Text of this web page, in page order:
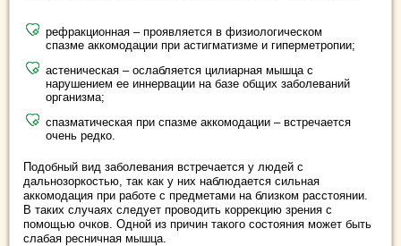
рефракционная – проявляется в физиологическом
спазме аккомодации при астигматизме и гиперметропии;
астеническая – ослабляется цилиарная мышца с
нарушением ее иннервации на базе общих заболеваний
организма;
спазматическая при спазме аккомодации – встречается
очень редко.
Подобный вид заболевания встречается у людей с
дальнозоркостью, так как у них наблюдается сильная
аккомодация при работе с предметами на близком расстоянии.
В таких случаях следует проводить коррекцию зрения с
помощью очков. Одной из причин такого состояния может быть
слабая ресничная мышца.